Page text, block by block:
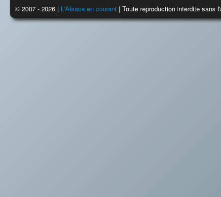
© 2007 - 2026 | L'Alsace en courant | Toute reproduction interdite sans